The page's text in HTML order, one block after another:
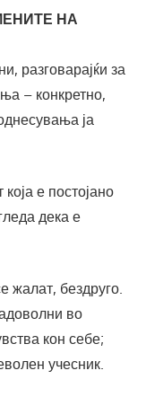
НА
разговарајќи за
– конкретно,
ја
е постојано
дека е
жалат, бездруго.
во
кон себе;
учесник.